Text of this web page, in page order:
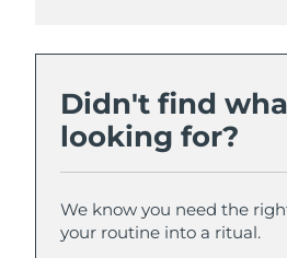
Didn't find
looking for?
We know you need the
your routine into a ritual.